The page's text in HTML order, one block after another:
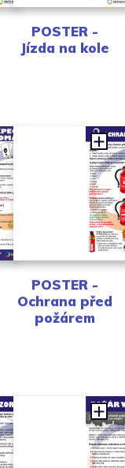
POSTER -
Jízda na kole
POSTER -
Ochrana před
požárem